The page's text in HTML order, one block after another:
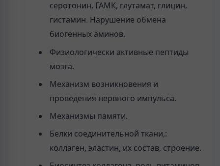
серотонин, ГАМК, глутамат, глицин,
гистамин. Нарушение обмена
биогенных аминов.
Физиологически активные пептиды
мозга.
Механизм возникновения и
проведения нервного импульса.
Механизмы памяти.
Белки соединительной ткани,:
коллаген, эластин, их состав, строение.